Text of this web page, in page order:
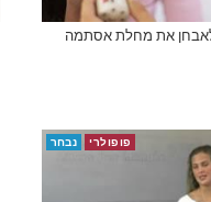
לאבחן את מחלת אסתמה
פופולרי נבחר